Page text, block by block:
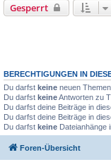
Gesperrt
BERECHTIGUNGEN IN
Du darfst keine neuen
Du darfst keineAntworten zu
Du darfst deine Beiträge in
Du darfst deine Beiträge in
Du darfst keine Dateianhänge
Foren-Übersicht